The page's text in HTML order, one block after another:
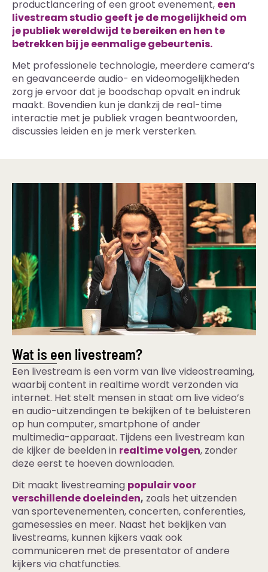
productlancering of een groot evenement, een
livestream studio geeft je de mogelijkheid om
je publiek wereldwijd te bereiken en hen te
betrekken bij je eenmalige gebeurtenis.
Met professionele technologie, meerdere camera’s
en geavanceerde audio- en videomogelijkheden
zorg je ervoor dat je boodschap opvalt en indruk
maakt. Bovendien kun je dankzij de real-time
interactie met je publiek vragen beantwoorden,
discussies leiden en je merk versterken.
Wat is een livestream?
Een livestream is een vorm van live videostreaming,
waarbij content in realtime wordt verzonden via
internet. Het stelt mensen in staat om live video’s
en audio-uitzendingen te bekijken of te beluisteren
op hun computer, smartphone of ander
multimedia-apparaat. Tijdens een livestream kan
de kijker de beelden in realtime volgen, zonder
deze eerst te hoeven downloaden.
Dit maakt livestreaming populair voor
verschillende doeleinden, zoals het uitzenden
van sportevenementen, concerten, conferenties,
gamesessies en meer. Naast het bekijken van
livestreams, kunnen kijkers vaak ook
communiceren met de presentator of andere
kijkers via chatfuncties.